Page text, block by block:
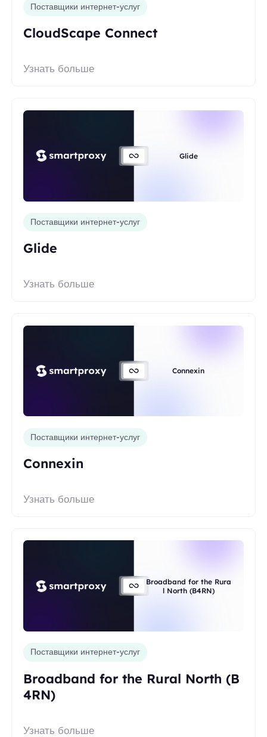
Поставщики интернет-услуг
CloudScape Connect
Узнать больше
Glide
Поставщики интернет-услуг
Glide
Узнать больше
Connexin
Поставщики интернет-услуг
Connexin
Узнать больше
Broadband for the Rura
l North (B4RN)
Поставщики интернет-услуг
Broadband for the Rural North (B
4RN)
Узнать больше